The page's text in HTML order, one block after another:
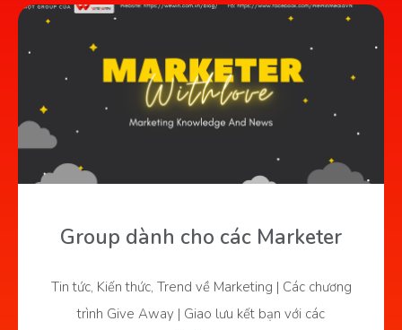
Group dành cho các Marketer
Tin tức, Kiến thức, Trend về Marketing | Các chương
trình Give Away | Giao lưu kết bạn với các